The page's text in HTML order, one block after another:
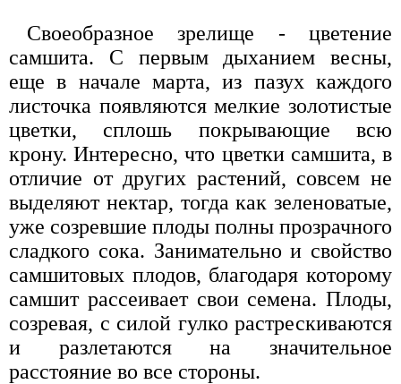
Своеобразное зрелище - цветение
самшита. С первым дыханием весны,
еще в начале марта, из пазух каждого
листочка появляются мелкие золотистые
цветки, сплошь покрывающие всю
крону. Интересно, что цветки самшита, в
отличие от других растений, совсем не
выделяют нектар, тогда как зеленоватые,
уже созревшие плоды полны прозрачного
сладкого сока. Занимательно и свойство
самшитовых плодов, благодаря которому
самшит рассеивает свои семена. Плоды,
созревая, с силой гулко растрескиваются
и разлетаются на значительное
расстояние во все стороны.